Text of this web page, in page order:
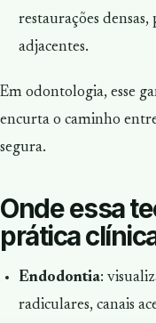
restaurações
adjacentes.
Em odontologia, esse
encurta o caminho
segura.
Onde essa
prática
Endodontia:
radiculares, canais